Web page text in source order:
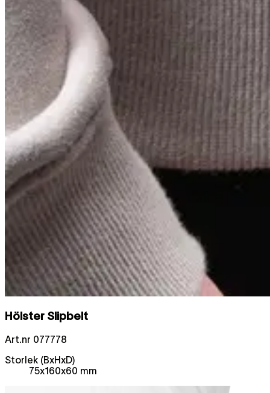
Hölster Slipbelt
Art.nr 077778
Storlek (BxHxD)
75x160x60 mm